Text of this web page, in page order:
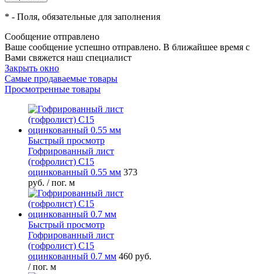
* - Поля, обязательные для заполнения
Сообщение отправлено
Ваше сообщение успешно отправлено. В ближайшее время с
Вами свяжется наш специалист
Закрыть окно
Самые продаваемые товары
Просмотренные товары
Быстрый просмотр
Гофрированный лист
(гофролист) С15
оцинкованный 0.55 мм 373
руб. / пог. м
Быстрый просмотр
Гофрированный лист
(гофролист) С15
оцинкованный 0.7 мм 460 руб.
/ пог. м